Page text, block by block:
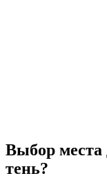
Выбор
тень?